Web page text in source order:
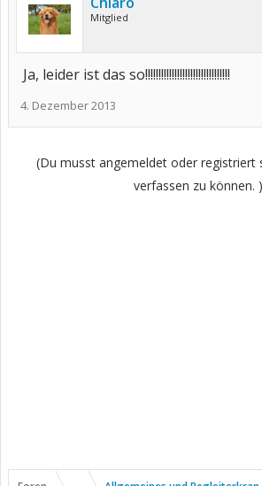
Mitglied
Ja, leider ist das so!!!!!!!!!!!!!!!!!!!!!!!!!!!!!!!!
4. Dezember 2013
(Du musst angemeldet oder registriert
verfassen zu können. )